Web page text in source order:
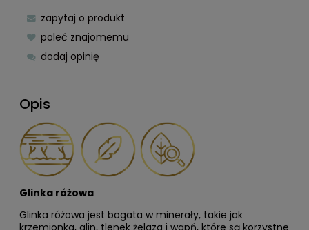
zapytaj o produkt
poleć znajomemu
dodaj opinię
Opis
Glinka różowa
Glinka różowa jest bogata w minerały, takie jak